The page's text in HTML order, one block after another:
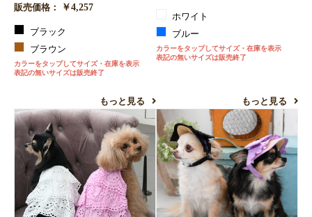
販売価格：
￥4,257
ブラック
ブラウン
カラーをタップしてサイズ・在庫を表示
表記の無いサイズは販売終了
もっと見る
ホワイト
ブルー
カラーをタップしてサイズ・在庫を表示
表記の無いサイズは販売終了
もっと見る